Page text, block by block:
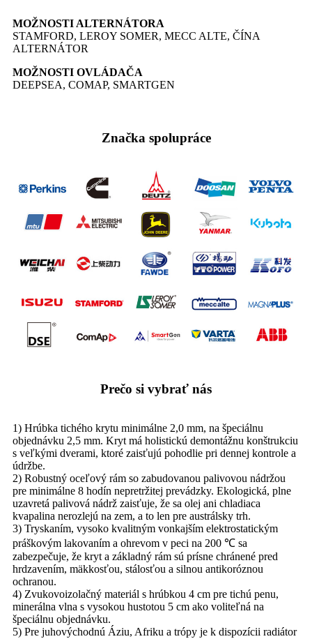
MOŽNOSTI ALTERNÁTORA
STAMFORD, LEROY SOMER, MECC ALTE, ČÍNA
ALTERNÁTOR
MOŽNOSTI OVLÁDAČA
DEEPSEA, COMAP, SMARTGEN
Značka spolupráce
Prečo si vybrať nás
1) Hrúbka tichého krytu minimálne 2,0 mm, na špeciálnu
objednávku 2,5 mm. Kryt má holistickú demontážnu konštrukciu
s veľkými dverami, ktoré zaisťujú pohodlie pri dennej kontrole a
údržbe.
2) Robustný oceľový rám so zabudovanou palivovou nádržou
pre minimálne 8 hodín nepretržitej prevádzky. Ekologická, plne
uzavretá palivová nádrž zaisťuje, že sa olej ani chladiaca
kvapalina nerozlejú na zem, a to len pre austrálsky trh.
3) Tryskaním, vysoko kvalitným vonkajším elektrostatickým
práškovým lakovaním a ohrevom v peci na 200 ℃ sa
zabezpečuje, že kryt a základný rám sú prísne chránené pred
hrdzavením, mäkkosťou, stálosťou a silnou antikoróznou
ochranou.
4) Zvukovoizolačný materiál s hrúbkou 4 cm pre tichú penu,
minerálna vlna s vysokou hustotou 5 cm ako voliteľná na
špeciálnu objednávku.
5) Pre juhovýchodnú Áziu, Afriku a trópy je k dispozícii radiátor